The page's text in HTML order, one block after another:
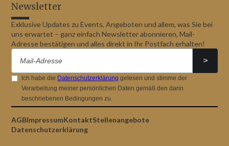
Newsletter
Exklusive Updates zu Events, Angeboten und allem, was Sie bei
uns erwartet – ganz einfach Newsletter abonnieren, Mail-
Adresse bestätigen und alles direkt in Ihr Postfach erhalten!
Ich habe die Datenschutzerklärung gelesen und stimme der
Verarbeitung meiner persönlichen Daten gemäß den darin
beschriebenen Bedingungen zu.
AGBImpressumKontaktStellenangebote
Datenschutzerklärung